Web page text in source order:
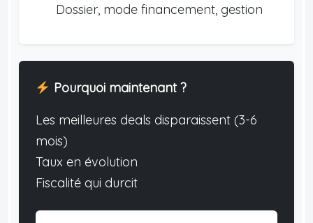
Dossier, mode financement, gestion
Pourquoi maintenant ?
Les meilleures deals disparaissent (3-6
mois)
Taux en évolution
Fiscalité qui durcit